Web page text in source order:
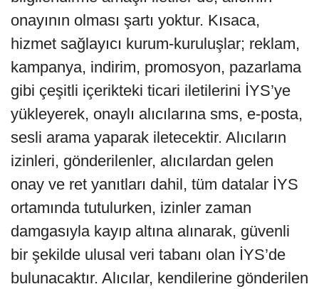
onayının olması şartı yoktur. Kısaca,
hizmet sağlayıcı kurum-kuruluşlar; reklam,
kampanya, indirim, promosyon, pazarlama
gibi çeşitli içerikteki ticari iletilerini İYS’ye
yükleyerek, onaylı alıcılarına sms, e-posta,
sesli arama yaparak iletecektir. Alıcıların
izinleri, gönderilenler, alıcılardan gelen
onay ve ret yanıtları dahil, tüm datalar İYS
ortamında tutulurken, izinler zaman
damgasıyla kayıp altına alınarak, güvenli
bir şekilde ulusal veri tabanı olan İYS’de
bulunacaktır. Alıcılar, kendilerine gönderilen